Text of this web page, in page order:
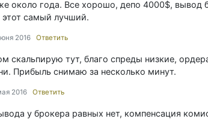
около года. Все хорошо, депо 4000$, вывод
этот самый лучший.
2016 Ответить
скальпирую тут, благо спреды низкие,
Прибыль снимаю за несколько минут.
2016 Ответить
у брокера равных нет, компенсация